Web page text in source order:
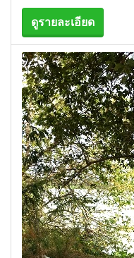
ดูรายละเอียด